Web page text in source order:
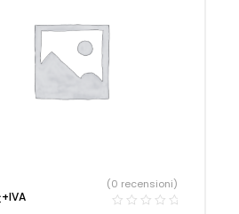
+IVA
(0 recensioni)